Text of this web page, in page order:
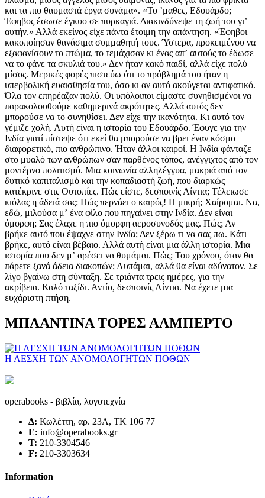
ΜΠΛΑΝΤΙΝΑ ΤΟΡΕΣ ΑΛΜΠΕΡΤΟ
Η ΛΕΣΧΗ ΤΩΝ ΑΝΟΜΟΛΟΓΗΤΩΝ ΠΟΘΩΝ
operabooks - βιβλία, λογοτεχνία
Δ: Κωλέττη, αρ. 23Α, ΤΚ 106 77
E: info@operabooks.gr
Τ: 210-3304546
F: 210-3303634
Information